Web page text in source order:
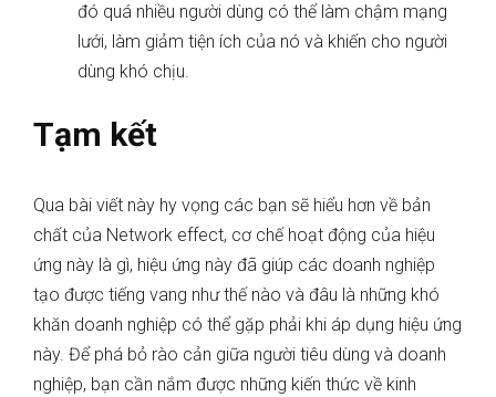
đó quá nhiều người dùng có thể làm chậm mạng
lưới, làm giảm tiện ích của nó và khiến cho người
dùng khó chịu.
Tạm kết
Qua bài viết này hy vọng các bạn sẽ hiểu hơn về bản
chất của Network effect, cơ chế hoạt động của hiệu
ứng này là gì, hiệu ứng này đã giúp các doanh nghiệp
tạo được tiếng vang như thế nào và đâu là những khó
khăn doanh nghiệp có thể gặp phải khi áp dụng hiệu ứng
này. Để phá bỏ rào cản giữa người tiêu dùng và doanh
nghiệp, bạn cần nắm được những kiến thức về kinh